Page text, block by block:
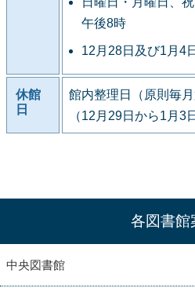
午後8時
12月28日及び1月
休館
日
館内整理日（原則毎
（12月29日から1月3
各図書館
中央図書館